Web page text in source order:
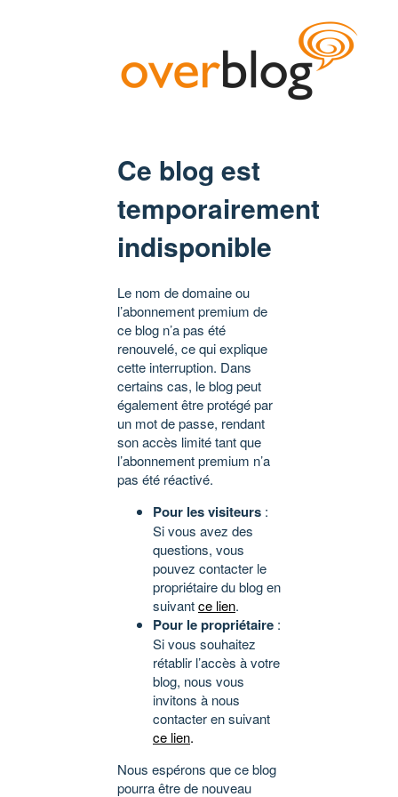
Ce blog est
temporairement
indisponible
Le nom de domaine ou
l’abonnement premium de
ce blog n’a pas été
renouvelé, ce qui explique
cette interruption. Dans
certains cas, le blog peut
également être protégé par
un mot de passe, rendant
son accès limité tant que
l’abonnement premium n’a
pas été réactivé.
Pour les visiteurs :
Si vous avez des
questions, vous
pouvez contacter le
propriétaire du blog en
suivantce lien.
Pour le propriétaire :
Si vous souhaitez
rétablir l’accès à votre
blog, nous vous
invitons à nous
contacter en suivant
ce lien.
Nous espérons que ce blog
pourra être de nouveau